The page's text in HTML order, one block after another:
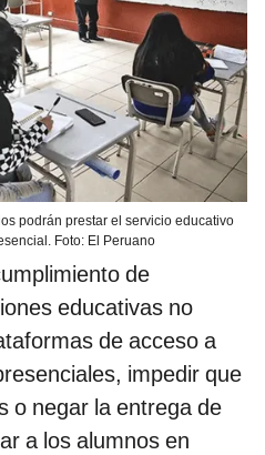
podrán prestar el servicio educativo
Foto: El Peruano
de
educativas no
de acceso a
impedir que
o negar la entrega de
a los alumnos en